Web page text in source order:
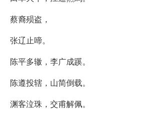
蔡裔殒盗，
张辽止啼。
陈平多辙，李广成蹊。
陈遵投辖，山简倒载。
渊客泣珠，交甫解佩。